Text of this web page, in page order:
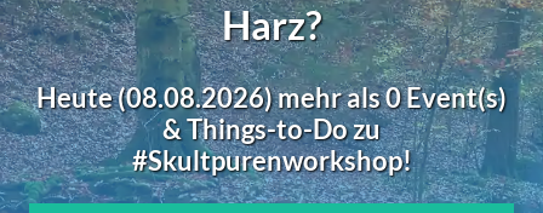
Harz?
Heute (08.08.2026) mehr als 0 Event(s)
& Things-to-Do zu
#Skultpurenworkshop!